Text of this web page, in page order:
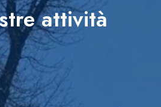
attività